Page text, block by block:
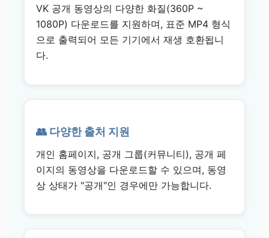
VK 공개 동영상의 다양한 화질(360P ~
1080P) 다운로드를 지원하며, 표준 MP4 형식
으로 출력되어 모든 기기에서 재생 호환됩니
다.
👥 다양한 출처 지원
개인 홈페이지, 공개 그룹(커뮤니티), 공개 페
이지의 동영상을 다운로드할 수 있으며, 동영
상 상태가 "공개"인 경우에만 가능합니다.